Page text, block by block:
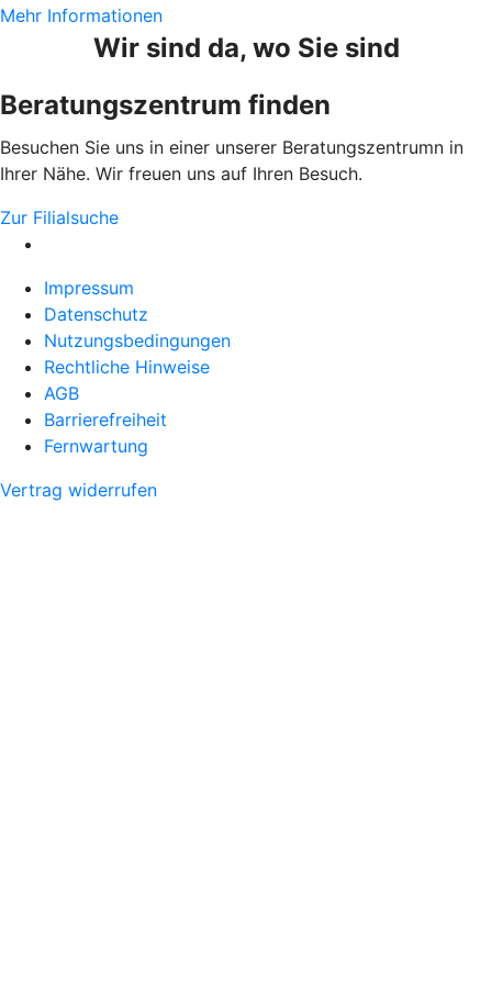
Mehr Informationen
Wir sind da, wo Sie sind
Beratungszentrum finden
Besuchen Sie uns in einer unserer Beratungszentrumn in
Ihrer Nähe. Wir freuen uns auf Ihren Besuch.
Zur Filialsuche
Impressum
Datenschutz
Nutzungsbedingungen
Rechtliche Hinweise
AGB
Barrierefreiheit
Fernwartung
Vertrag widerrufen